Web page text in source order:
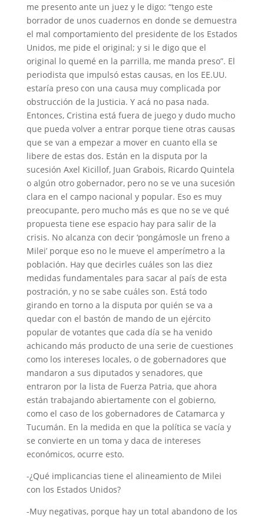
me presento ante un juez y le digo: “tengo este
borrador de unos cuadernos en donde se demuestra
el mal comportamiento del presidente de los Estados
Unidos, me pide el original; y si le digo que el
original lo quemé en la parrilla, me manda preso”. El
periodista que impulsó estas causas, en los EE.UU.
estaría preso con una causa muy complicada por
obstrucción de la Justicia. Y acá no pasa nada.
Entonces, Cristina está fuera de juego y dudo mucho
que pueda volver a entrar porque tiene otras causas
que se van a empezar a mover en cuanto ella se
libere de estas dos. Están en la disputa por la
sucesión Axel Kicillof, Juan Grabois, Ricardo Quintela
o algún otro gobernador, pero no se ve una sucesión
clara en el campo nacional y popular. Eso es muy
preocupante, pero mucho más es que no se ve qué
propuesta tiene ese espacio hay para salir de la
crisis. No alcanza con decir ‘pongámosle un freno a
Milei’ porque eso no le mueve el amperímetro a la
población. Hay que decirles cuáles son las diez
medidas fundamentales para sacar al país de esta
postración, y no se sabe cuáles son. Está todo
girando en torno a la disputa por quién se va a
quedar con el bastón de mando de un ejército
popular de votantes que cada día se ha venido
achicando más producto de una serie de cuestiones
como los intereses locales, o de gobernadores que
mandaron a sus diputados y senadores, que
entraron por la lista de Fuerza Patria, que ahora
están trabajando abiertamente con el gobierno,
como el caso de los gobernadores de Catamarca y
Tucumán. En la medida en que la política se vacía y
se convierte en un toma y daca de intereses
económicos, ocurre esto.
-¿Qué implicancias tiene el alineamiento de Milei
con los Estados Unidos?
-Muy negativas, porque hay un total abandono de los